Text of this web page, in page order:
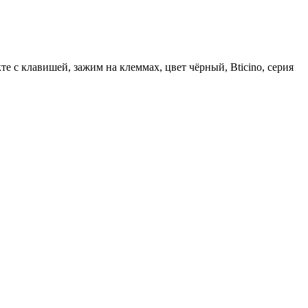
с клавишей, зажим на клеммах, цвет чёрный, Bticino, серия